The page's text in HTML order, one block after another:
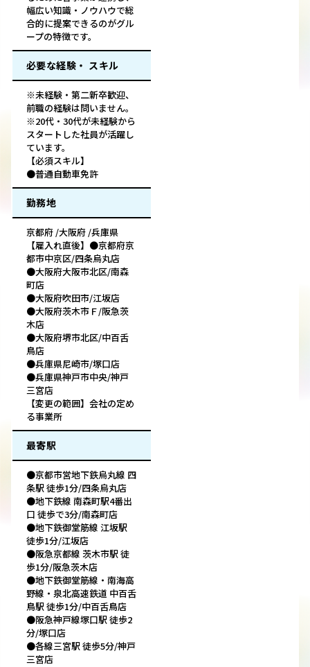
幅広い知識・ノウハウで総
合的に提案できるのがグル
ープの特徴です。
必要な経験・ スキル
※未経験・第二新卒歓迎、
前職の経験は問いません。
※20代・30代が未経験から
スタートした社員が活躍し
ています。
【必須スキル】
●普通自動車免許
勤務地
京都府 /大阪府 /兵庫県
【雇入れ直後】●京都府京
都市中京区/四条烏丸店
●大阪府大阪市北区/南森
町店
●大阪府吹田市/江坂店
●大阪府茨木市Ｆ/阪急茨
木店
●大阪府堺市北区/中百舌
鳥店
●兵庫県尼崎市/塚口店
●兵庫県神戸市中央/神戸
三宮店
【変更の範囲】会社の定め
る事業所
最寄駅
●京都市営地下鉄烏丸線 四
条駅 徒歩1分/四条烏丸店
●地下鉄線 南森町駅4番出
口 徒歩で3分/南森町店
●地下鉄御堂筋線 江坂駅
徒歩1分/江坂店
●阪急京都線 茨木市駅 徒
歩1分/阪急茨木店
●地下鉄御堂筋線・南海高
野線・泉北高速鉄道 中百舌
鳥駅 徒歩1分/中百舌鳥店
●阪急神戸線塚口駅 徒歩2
分/塚口店
●各線三宮駅 徒歩5分/神戸
三宮店